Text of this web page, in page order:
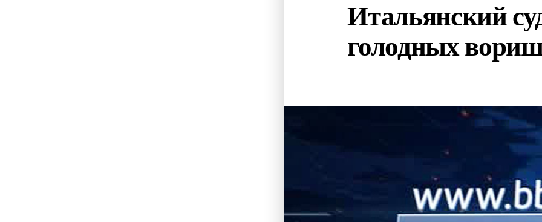
Итальянский
голодных